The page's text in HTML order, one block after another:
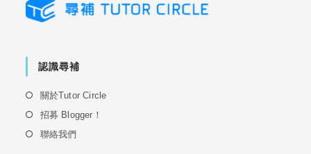
認識尋補
關於Tutor CircleOpens
招募 Blogger！
聯絡我們